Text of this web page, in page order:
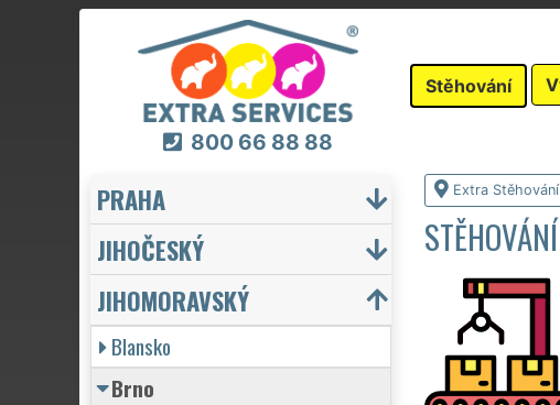
800 66 88 88
Stěhování
Extra Stěhování
PRAHA
JIHOČESKÝ
JIHOMORAVSKÝ
Blansko
Brno